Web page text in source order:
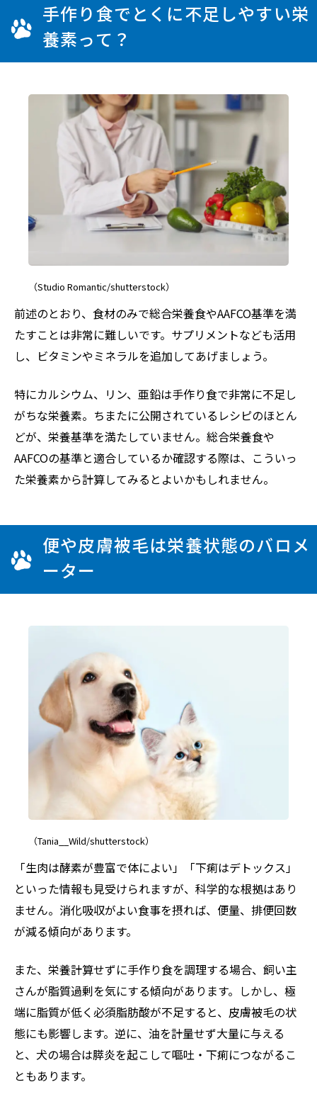
手作り食でとくに不足しやすい栄
養素って？
（Studio Romantic/shutterstock）
前述のとおり、食材のみで総合栄養食やAAFCO基準を満
たすことは非常に難しいです。サプリメントなども活用
し、ビタミンやミネラルを追加してあげましょう。
特にカルシウム、リン、亜鉛は手作り食で非常に不足し
がちな栄養素。ちまたに公開されているレシピのほとん
どが、栄養基準を満たしていません。総合栄養食や
AAFCOの基準と適合しているか確認する際は、こういっ
た栄養素から計算してみるとよいかもしれません。
便や皮膚被毛は栄養状態のバロメ
ーター
（Tania__Wild/shutterstock）
「生肉は酵素が豊富で体によい」「下痢はデトックス」
といった情報も見受けられますが、科学的な根拠はあり
ません。消化吸収がよい食事を摂れば、便量、排便回数
が減る傾向があります。
また、栄養計算せずに手作り食を調理する場合、飼い主
さんが脂質過剰を気にする傾向があります。しかし、極
端に脂質が低く必須脂肪酸が不足すると、皮膚被毛の状
態にも影響します。逆に、油を計量せず大量に与える
と、犬の場合は膵炎を起こして嘔吐・下痢につながるこ
ともあります。